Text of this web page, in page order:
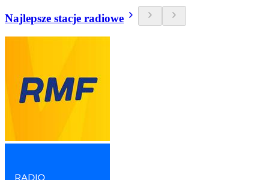
Najlepsze stacje radiowe